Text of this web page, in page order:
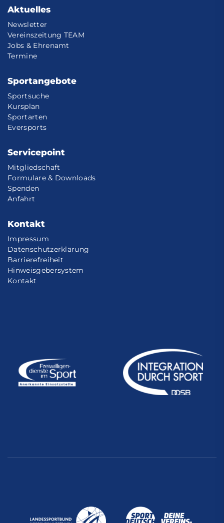
Aktuelles
Newsletter
Vereinszeitung TEAM
Jobs & Ehrenamt
Termine
Sportangebote
Sportsuche
Kursplan
Sportarten
Eversports
Servicepoint
Mitgliedschaft
Formulare & Downloads
Spenden
Anfahrt
Kontakt
Impressum
Datenschutzerklärung
Barrierefreiheit
Hinweisgebersystem
Kontakt